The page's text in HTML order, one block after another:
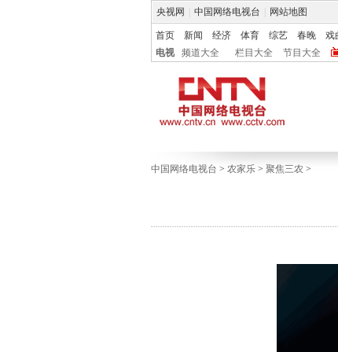
央视网 中国网络电视台 网站地图
首页 新闻 经济 体育 综艺 春晚 戏
电视
频道大全 栏目大全 节目大全
中国网络电视台 > 农家乐 > 聚焦三农 >